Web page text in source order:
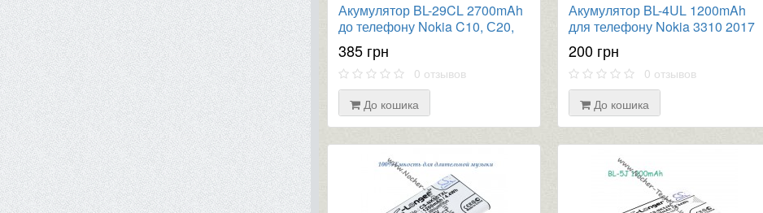
Акумулятор BL-29CL 2700mAh
до телефону Nokia C10, С20,
С21 та інші моделі
385 грн
0 отзывов
До кошика
Акумулятор BL-4UL 1200mAh
для телефону Nokia 3310 2017
року, Asha 225, RM-1012, TA-
1030, TA-1008
200 грн
0 отзывов
До кошика